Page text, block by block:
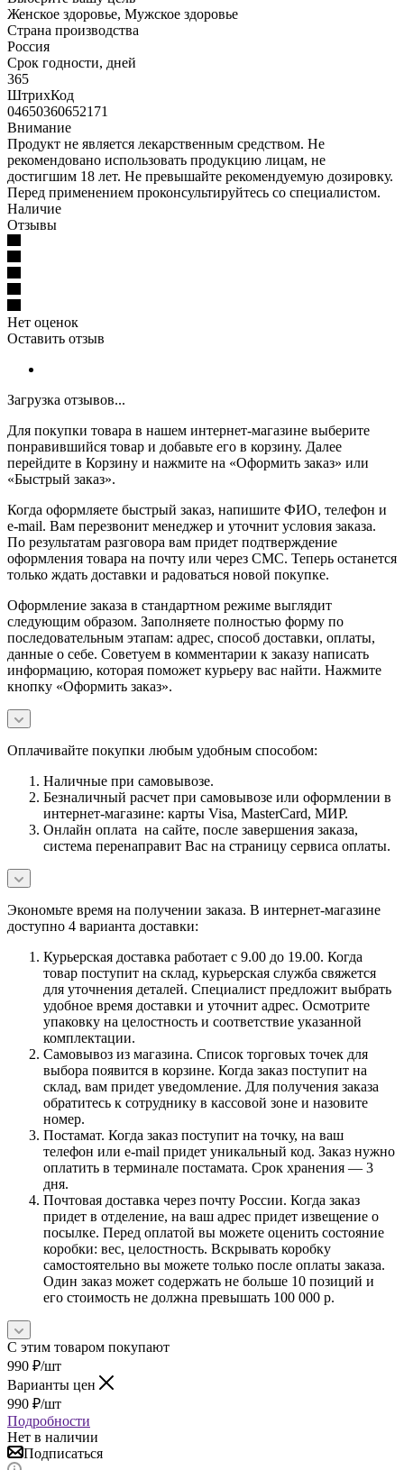
Женское здоровье, Мужское здоровье
Страна производства
Россия
Срок годности, дней
365
ШтрихКод
04650360652171
Внимание
Продукт не является лекарственным средством. Не
рекомендовано использовать продукцию лицам, не
достигшим 18 лет. Не превышайте рекомендуемую дозировку.
Перед применением проконсультируйтесь со специалистом.
Наличие
Отзывы
Нет оценок
Оставить отзыв
Загрузка отзывов...
Для покупки товара в нашем интернет-магазине выберите
понравившийся товар и добавьте его в корзину. Далее
перейдите в Корзину и нажмите на «Оформить заказ» или
«Быстрый заказ».
Когда оформляете быстрый заказ, напишите ФИО, телефон и
e-mail. Вам перезвонит менеджер и уточнит условия заказа.
По результатам разговора вам придет подтверждение
оформления товара на почту или через СМС. Теперь останется
только ждать доставки и радоваться новой покупке.
Оформление заказа в стандартном режиме выглядит
следующим образом. Заполняете полностью форму по
последовательным этапам: адрес, способ доставки, оплаты,
данные о себе. Советуем в комментарии к заказу написать
информацию, которая поможет курьеру вас найти. Нажмите
кнопку «Оформить заказ».
Оплачивайте покупки любым удобным способом:
Наличные при самовывозе.
Безналичный расчет при самовывозе или оформлении в
интернет-магазине: карты Visa, MasterCard, МИР.
Онлайн оплата на сайте, после завершения заказа,
система перенаправит Вас на страницу сервиса оплаты.
Экономьте время на получении заказа. В интернет-магазине
доступно 4 варианта доставки:
Курьерская доставка работает с 9.00 до 19.00. Когда
товар поступит на склад, курьерская служба свяжется
для уточнения деталей. Специалист предложит выбрать
удобное время доставки и уточнит адрес. Осмотрите
упаковку на целостность и соответствие указанной
комплектации.
Самовывоз из магазина. Список торговых точек для
выбора появится в корзине. Когда заказ поступит на
склад, вам придет уведомление. Для получения заказа
обратитесь к сотруднику в кассовой зоне и назовите
номер.
Постамат. Когда заказ поступит на точку, на ваш
телефон или e-mail придет уникальный код. Заказ нужно
оплатить в терминале постамата. Срок хранения — 3
дня.
Почтовая доставка через почту России. Когда заказ
придет в отделение, на ваш адрес придет извещение о
посылке. Перед оплатой вы можете оценить состояние
коробки: вес, целостность. Вскрывать коробку
самостоятельно вы можете только после оплаты заказа.
Один заказ может содержать не больше 10 позиций и
его стоимость не должна превышать 100 000 р.
С этим товаром покупают
990 ₽/шт
Варианты цен
990 ₽/шт
Подробности
Нет в наличии
Подписаться